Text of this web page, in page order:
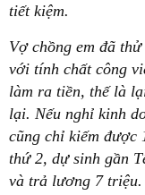
tiết kiệm.
Vợ chồng em đã
với tính chất công
làm ra tiền, thế là
lại. Nếu nghỉ kinh
cũng chỉ kiếm được
thứ 2, dự sinh gần
và trả lương 7 triệu.